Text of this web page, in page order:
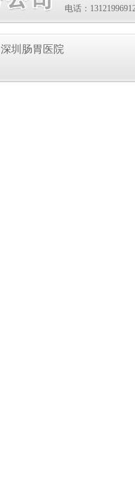
电话：
深圳肠胃医院